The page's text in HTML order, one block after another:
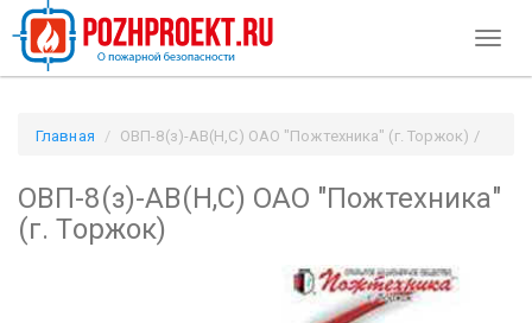
Главная
ОВП-8(з)-АВ(Н,С) ОАО "Пожтехника" (г. Торжок) /
ОВП-8(з)-АВ(Н,С) ОАО "Пожтехника"
(г. Торжок)